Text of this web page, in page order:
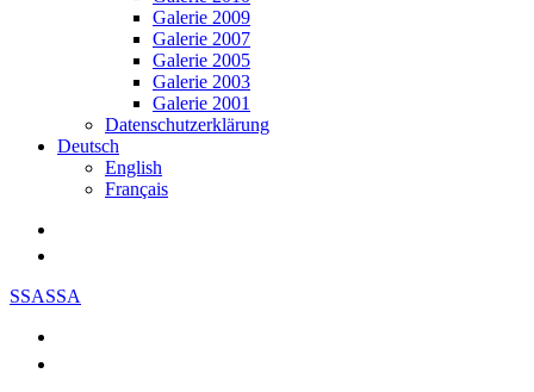
Galerie 2009
Galerie 2007
Galerie 2005
Galerie 2003
Galerie 2001
Datenschutzerklärung
Deutsch
English
Français
SSASSA